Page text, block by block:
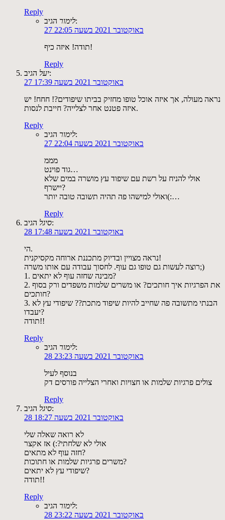
Reply
לימורהגיב:
27 באוקטובר 2021 בשעה 22:05
תודה! איזה כיף!
Reply
יעלהגיב:
27 באוקטובר 2021 בשעה 17:39
נראה מעולה, אך איזה אוכל טופו מחזיק בביתו שיפודים?! חחח! יש
איזה פטנט אחר לצלייה? חייבת לנסות.
Reply
לימורהגיב:
27 באוקטובר 2021 בשעה 22:04
מממ
גוד פוינט…
אולי להניח על רשת עם שיפוד עץ מושרה במים שלא
יישרף?
ואולי למישהו פה תהיה תשובה טובה יותר(:…
Reply
סיגלהגיב:
28 באוקטובר 2021 בשעה 17:48
הי.
נראה מצויין ובדיוק מתכננת ארוחה מקסיקנית!
רוצה לעשות גם טופו גם עוף. לחסוך עבודה עם אותו משרה;)
1. מבינה שחזה עוף לא יתאים?
2. את הפרגיות איך חותכים? או משרים שלמות משפדים ורק בסוף
חותכים?
3. הבנתי מתשובה פה שחייב להיות שיפוד מתכת?? שיפודי עץ לא
יעבדו?
תודה!!
Reply
לימורהגיב:
28 באוקטובר 2021 בשעה 23:23
בנוסף לעיל
צולים פרגיות שלמות או חצויות ואחרי הצלייה פורסים דק
Reply
סיגלהגיב:
28 באוקטובר 2021 בשעה 18:27
לא רואה שאלה שלי
אולי לא שלחתי?:) אז אקצר
חזה עוף לא מתאים?
משרים פרגיות שלמות או חתוכות?
שיפודי עץ לא יתאים?
תודה!!
Reply
לימורהגיב:
28 באוקטובר 2021 בשעה 23:22